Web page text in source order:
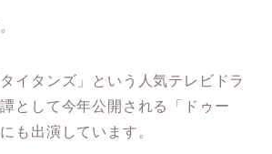
イタンズ」という人気テレビドラ
として今年公開される「ドゥー
も出演しています。